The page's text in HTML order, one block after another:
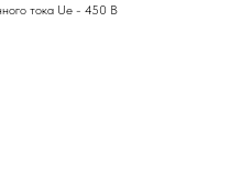
тока Ue - 450 В